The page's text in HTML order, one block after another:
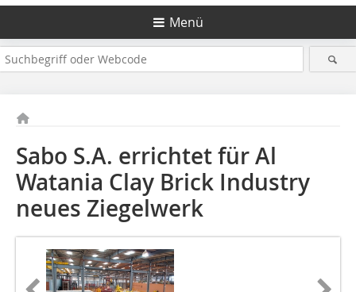
Menü
Sabo S.A. errichtet für Al
Watania Clay Brick Industry
neues Ziegelwerk